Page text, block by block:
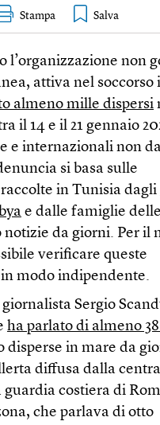
Stampa
l’organizzazione non
attiva nel soccorso
almeno mille dispersi
il 14 e il 21 gennaio
e internazionali non
si basa sulle
in Tunisia dagli
e dalle famiglie
notizie da giorni. Per il
verificare queste
modo indipendente.
Sergio
ha parlato di almeno
disperse in mare da
diffusa dalla
costiera di
che parlava di otto